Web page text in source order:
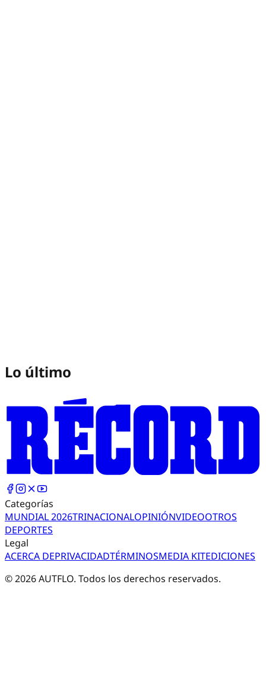
Lo último
Categorías
MUNDIAL 2026TRINACIONALOPINIÓNVIDEOOTROS
DEPORTES
Legal
ACERCA DEPRIVACIDADTÉRMINOSMEDIA KITEDICIONES
©2026AUTFLO. Todos los derechos reservados.